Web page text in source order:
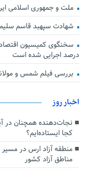
ملت و جمهوری اسلامی
شهادت سپهبد قاسم
درصد اجرایی شده است
بررسی فیلم شمس و
اخبار روز
کجا ایستاده‌ایم؟
منطقه آزاد ارس در
مناطق آزاد کشور